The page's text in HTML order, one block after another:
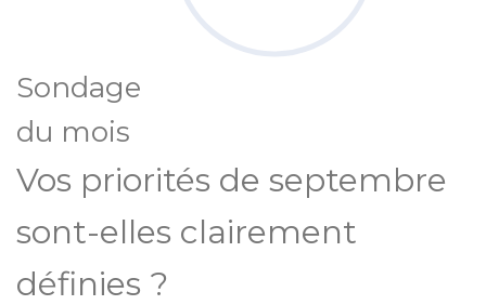
Sondage
du mois
Vos priorités de septembre
sont-elles clairement
définies ?